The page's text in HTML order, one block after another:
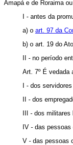
Amapá e de Roraima
I - antes da
a) o art. 97 da
b) o art. 19 do
II - no período
Art. 7º É vedada
I - dos
II - dos
III - dos
IV - das
V - das pessoas